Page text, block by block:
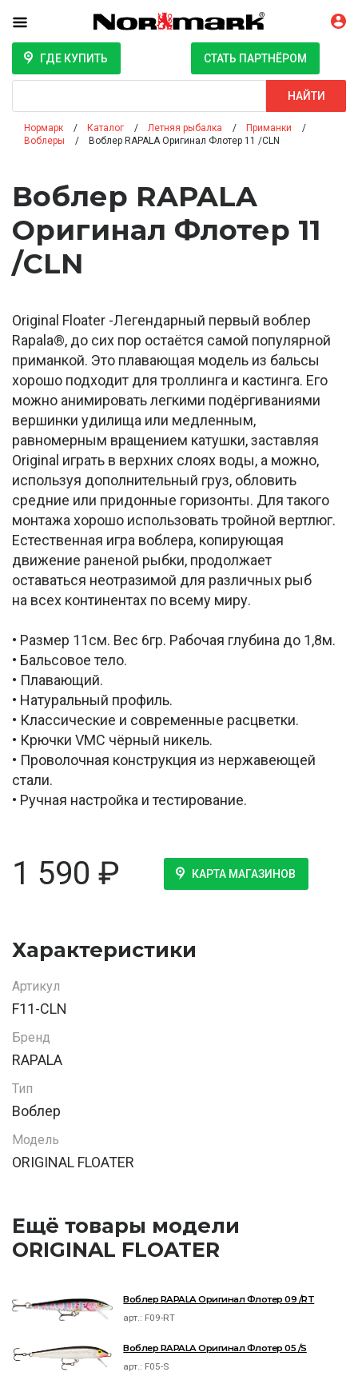
ГДЕ КУПИТЬ СТАТЬ ПАРТНЁРОМ
НАЙТИ
Нормарк Каталог Летняя рыбалка
Приманки
Воблеры
Воблер RAPALA Оригинал Флотер 11 /CLN
Воблер RAPALA
Оригинал Флотер 11
/CLN
Original Floater -Легендарный первый воблер
Rapala®, до сих пор остаётся самой популярной
приманкой. Это плавающая модель из бальсы
хорошо подходит для троллинга и кастинга. Его
можно анимировать легкими подёргиваниями
вершинки удилища или медленным,
равномерным вращением катушки, заставляя
Original играть в верхних слоях воды, а можно,
используя дополнительный груз, обловить
средние или придонные горизонты. Для такого
монтажа хорошо использовать тройной вертлюг.
Естественная игра воблера, копирующая
движение раненой рыбки, продолжает
оставаться неотразимой для различных рыб
на всех континентах по всему миру.
• Размер 11см. Вес 6гр. Рабочая глубина до 1,8м.
• Бальсовое тело.
• Плавающий.
• Натуральный профиль.
• Классические и современные расцветки.
• Крючки VMC чёрный никель.
• Проволочная конструкция из нержавеющей
стали.
• Ручная настройка и тестирование.
1 590 ₽ КАРТА МАГАЗИНОВ
Характеристики
Артикул
F11-CLN
Бренд
RAPALA
Тип
Воблер
Модель
ORIGINAL FLOATER
Ещё товары модели
ORIGINAL FLOATER
Воблер RAPALA Оригинал Флотер 09 /RT
арт.: F09-RT
Воблер RAPALA Оригинал Флотер 05 /S
арт.: F05-S